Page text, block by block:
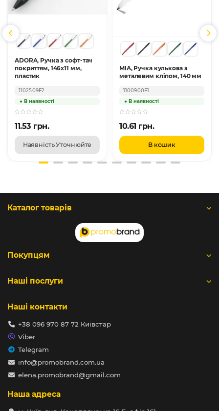
ADORA, Ручка з софт-тач
покриттям, 146x11 мм,
пластик
1102509F2
11.53 грн.
Наявність Уточнюйте
MIA, Ручка кулькова з
металевим кліпом, 140 мм
1100900F1
10.61 грн.
В кошик
Каталог товарів
Покупцям
Наші послуги
Наші контакти
+38 096 970 87 72 Київстар
Viber
Telegram
info@promobrand.com.ua
elena.promobrand@gmail.com
Наша адреса